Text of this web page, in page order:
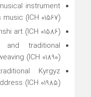
instrument
(ICH 01567).
art (ICH 01586).
and traditional
(ICH 01890).
Kyrgyz
(ICH 01985).